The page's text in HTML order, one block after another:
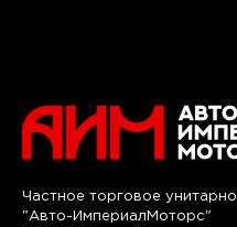
Частное торговое
"Авто-ИмпериалМоторс"